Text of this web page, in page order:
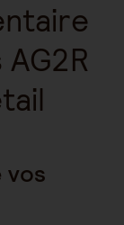
vos